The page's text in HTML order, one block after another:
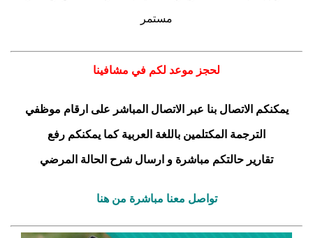
مستمر
لحجز موعد لكم في مشافينا
يمكنكم الاتصال بنا عبر الاتصال المباشر على ارقام موظفي
الترجمة المكتلمين باللغة العربية كما يمكنكم رفع
تقارير حالتكم مباشرة و ارسال شرح الحالة المرضي
تواصل معنا مباشرة من هنا